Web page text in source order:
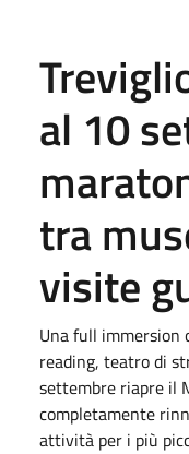
al 10
tra
visite
Una full immersion
reading, teatro di
settembre riapre il
completamente
attività per i più